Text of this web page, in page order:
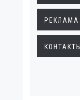
РЕКЛАМА
КОНТАКТЫ